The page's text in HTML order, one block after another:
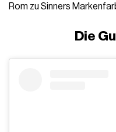
Rom zu Sinners
Die